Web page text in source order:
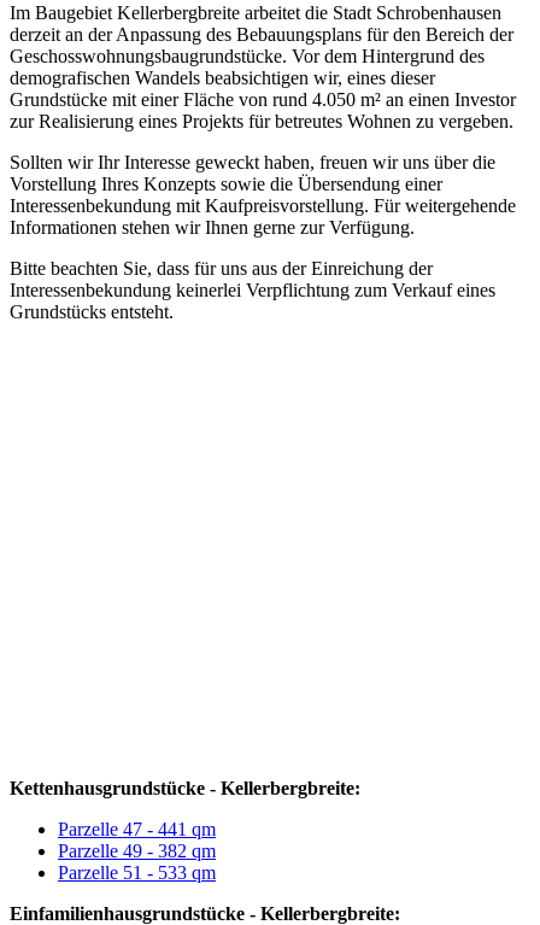
Im Baugebiet Kellerbergbreite arbeitet die Stadt Schrobenhausen
derzeit an der Anpassung des Bebauungsplans für den Bereich der
Geschosswohnungsbaugrundstücke. Vor dem Hintergrund des
demografischen Wandels beabsichtigen wir, eines dieser
Grundstücke mit einer Fläche von rund 4.050 m² an einen Investor
zur Realisierung eines Projekts für betreutes Wohnen zu vergeben.
Sollten wir Ihr Interesse geweckt haben, freuen wir uns über die
Vorstellung Ihres Konzepts sowie die Übersendung einer
Interessenbekundung mit Kaufpreisvorstellung. Für weitergehende
Informationen stehen wir Ihnen gerne zur Verfügung.
Bitte beachten Sie, dass für uns aus der Einreichung der
Interessenbekundung keinerlei Verpflichtung zum Verkauf eines
Grundstücks entsteht.
Kettenhausgrundstücke - Kellerbergbreite:
Parzelle 47 - 441 qm
Parzelle 49 - 382 qm
Parzelle 51 - 533 qm
Einfamilienhausgrundstücke - Kellerbergbreite: